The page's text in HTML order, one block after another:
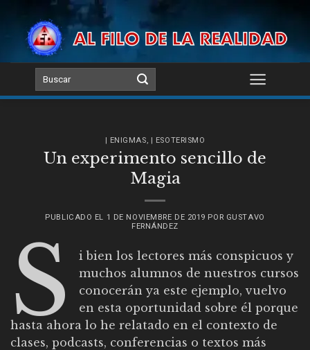
content
| ENIGMAS, | ESOTERISMO
Un experimento sencillo de
Magia
PUBLICADO EL 1 DE NOVIEMBRE DE 2019 POR GUSTAVO
FERNÁNDEZ
S
i bien los lectores más conspicuos y
muchos alumnos de nuestros cursos
conocerán ya este ejemplo, vuelvo
en esta oportunidad sobre él porque
hasta ahora lo he relatado en el contexto de
clases, podcasts, conferencias o textos más